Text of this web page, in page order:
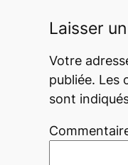
Laisser
Votre
publiée. Les
sont